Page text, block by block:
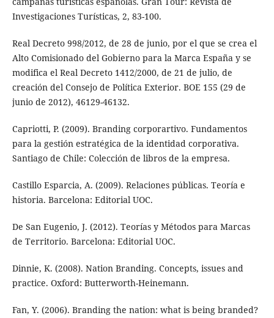
Investigaciones Turísticas, 2, 83-100.
Real Decreto 998/2012, de 28 de junio, por el que se crea el
Alto Comisionado del Gobierno para la Marca España y se
modifica el Real Decreto 1412/2000, de 21 de julio, de
creación del Consejo de Política Exterior. BOE 155 (29 de
junio de 2012), 46129-46132.
Capriotti, P. (2009). Branding corporartivo. Fundamentos
para la gestión estratégica de la identidad corporativa.
Santiago de Chile: Colección de libros de la empresa.
Castillo Esparcia, A. (2009). Relaciones públicas. Teoría e
historia. Barcelona: Editorial UOC.
De San Eugenio, J. (2012). Teorías y Métodos para Marcas
de Territorio. Barcelona: Editorial UOC.
Dinnie, K. (2008). Nation Branding. Concepts, issues and
practice. Oxford: Butterworth-Heinemann.
Fan, Y. (2006). Branding the nation: what is being branded?